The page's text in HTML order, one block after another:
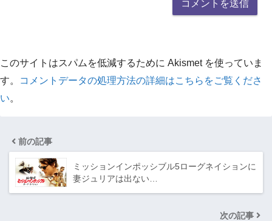
このサイトはスパムを低減するために Akismet を使っていま
す。
コメントデータの処理方法の詳細はこちらをご覧くださ
い。
前の記事
ミッションインポッシブル5ローグネイションに
妻ジュリアは出ない…
次の記事